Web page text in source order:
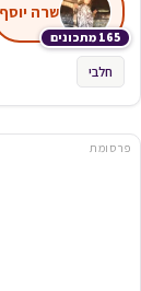
165 מתכונים
שרה יוסף
חלבי
פרסומת